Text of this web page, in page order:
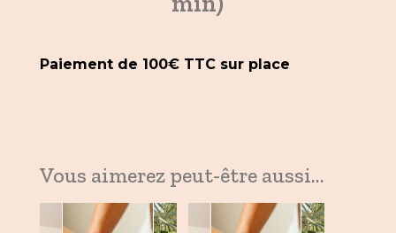
Paiement de 100€ TTC sur place
Vous aimerez peut-être aussi…